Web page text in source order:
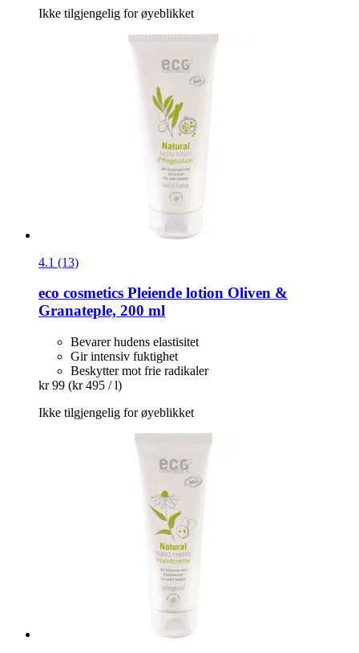
Ikke tilgjengelig for øyeblikket
4.1 (13)
eco cosmetics Pleiende lotion Oliven &
Granateple, 200 ml
Bevarer hudens elastisitet
Gir intensiv fuktighet
Beskytter mot frie radikaler
kr 99 (kr 495 / l)
Ikke tilgjengelig for øyeblikket